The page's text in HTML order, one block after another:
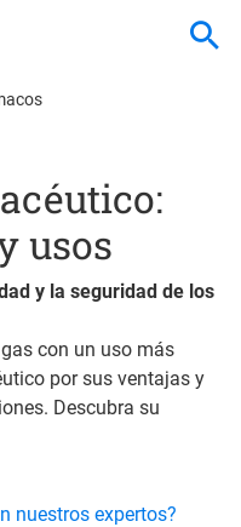
usos
y la seguridad de los
con un uso más
por sus ventajas y
Descubra su
nuestros expertos?